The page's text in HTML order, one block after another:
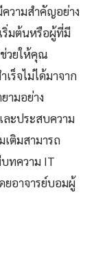
วามสำคัญอย่าง
ริ่มต้นหรือผู้ที่มี
วยให้คุณ
เร็จไม่ได้มาจาก
ามอย่าง
ะประสบความ
เติมสามารถ
ทความ IT
ยอาจารย์บอมผู้